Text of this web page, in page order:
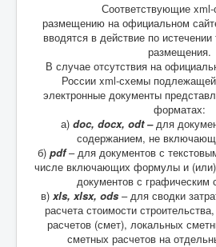
Соответствующие
размещению на официальном
вводятся в действие по
размещения.
В случае отсутствия на
России xml-схемы
электронные документы
форматах:
а) doc, docx, odt –для
содержанием, не
б) pdf– для документов с
числе включающих формулы и (или)
документов с графическим
в) xls, xlsx, ods – для сводки
расчета стоимости
расчетов (смет), локальных
сметных расчетов на